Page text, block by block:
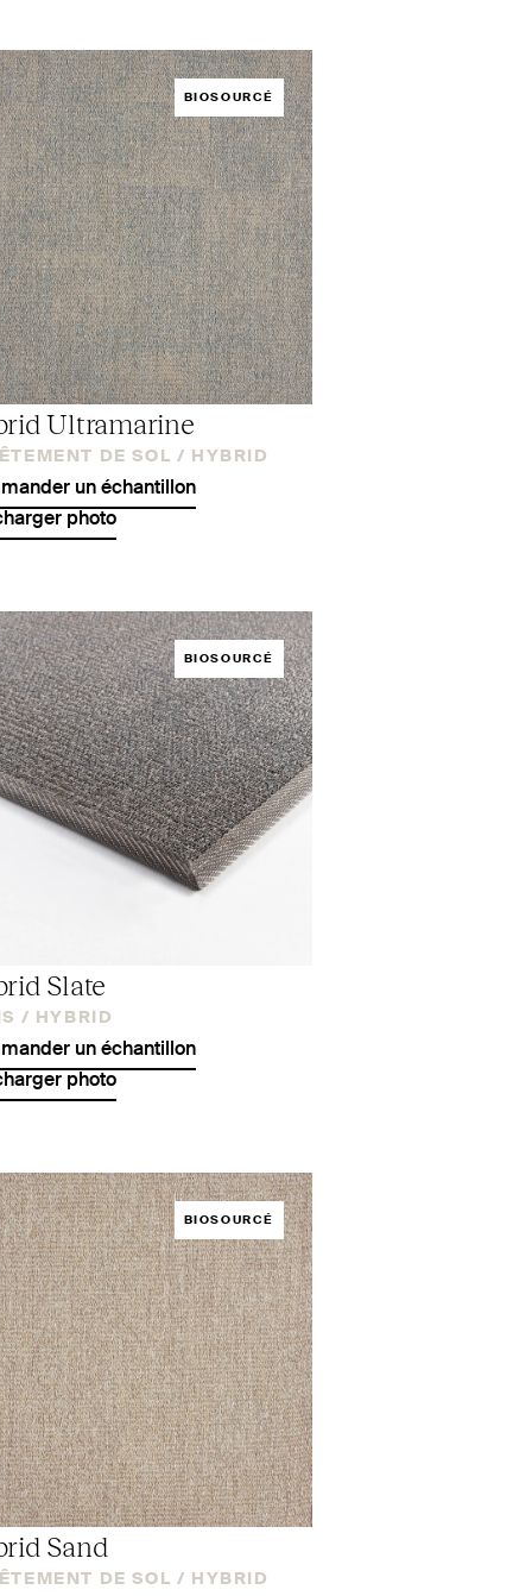
BIOSOURCÉ
Ultramarine
DE SOL / HYBRID
un échantillon
photo
BIOSOURCÉ
Slate
/ HYBRID
un échantillon
photo
BIOSOURCÉ
Sand
DE SOL / HYBRID